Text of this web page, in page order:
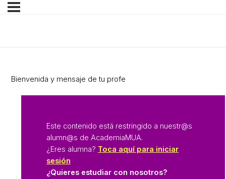
Bienvenida y mensaje de tu profe
Este contenido está restringido a nuestr@s
alumn@s de AcademiaMUA.
¿Eres alumna? Toca aquí para iniciar
sesión
¿Quieres estudiar con nosotros?